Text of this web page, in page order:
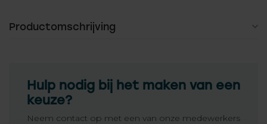
Productomschrijving
Hulp nodig bij het maken van een
keuze?
Neem contact op met een van onze medewerkers